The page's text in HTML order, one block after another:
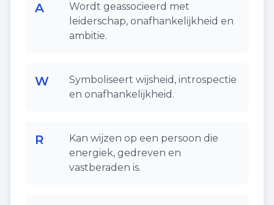
A
Wordt geassocieerd met
leiderschap, onafhankelijkheid en
ambitie.
W
Symboliseert wijsheid, introspectie
en onafhankelijkheid.
R
Kan wijzen op een persoon die
energiek, gedreven en
vastberaden is.